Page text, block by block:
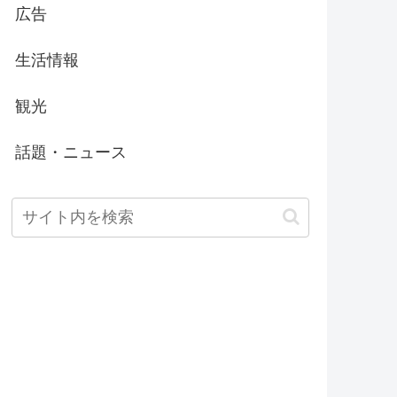
広告
生活情報
観光
話題・ニュース